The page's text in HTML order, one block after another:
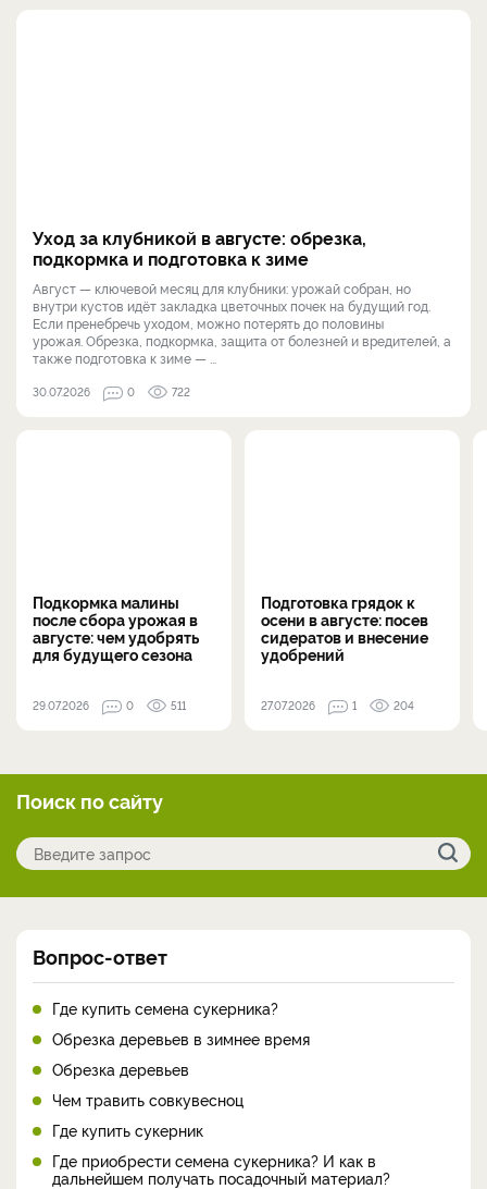
Уход за клубникой в августе: обрезка,
подкормка и подготовка к зиме
Август — ключевой месяц для клубники: урожай собран, но
внутри кустов идёт закладка цветочных почек на будущий год.
Если пренебречь уходом, можно потерять до половины
урожая. Обрезка, подкормка, защита от болезней и вредителей, а
также подготовка к зиме — ...
30.07.2026 0 722
Подкормка малины
после сбора урожая в
августе: чем удобрять
для будущего сезона
29.07.2026 0 511
Подготовка грядок к
осени в августе: посев
сидератов и внесение
удобрений
27.07.2026 1 204
Поиск по сайту
Вопрос-ответ
Где купить семена сукерника?
Обрезка деревьев в зимнее время
Обрезка деревьев
Чем травить совкувесноц
Где купить сукерник
Где приобрести семена сукерника? И как в
дальнейшем получать посадочный материал?